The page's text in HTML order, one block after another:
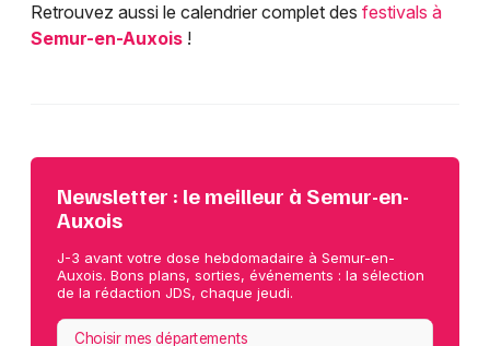
Retrouvez aussi le calendrier complet des festivals à
Semur-en-Auxois !
Newsletter : le meilleur à Semur-en-
Auxois
J-3 avant votre dose hebdomadaire à Semur-en-
Auxois. Bons plans, sorties, événements : la sélection
de la rédaction JDS, chaque jeudi.
Choisir mes départements